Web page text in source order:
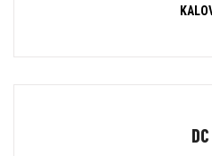
DC